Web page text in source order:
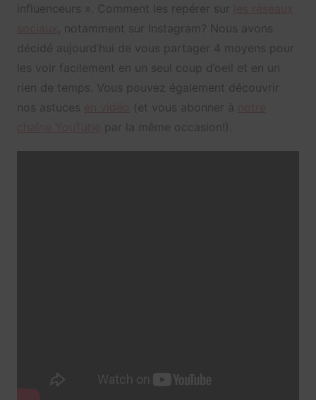
influenceurs ». Comment les repérer sur
, notamment sur Instagram? Nous avons
décidé aujourd’hui de vous partager 4 moyens pour
les voir facilement en un seul coup d’oeil et en un
rien de temps. Vous pouvez également découvrir
nos astuces
(et vous abonner à
par la même occasion!).